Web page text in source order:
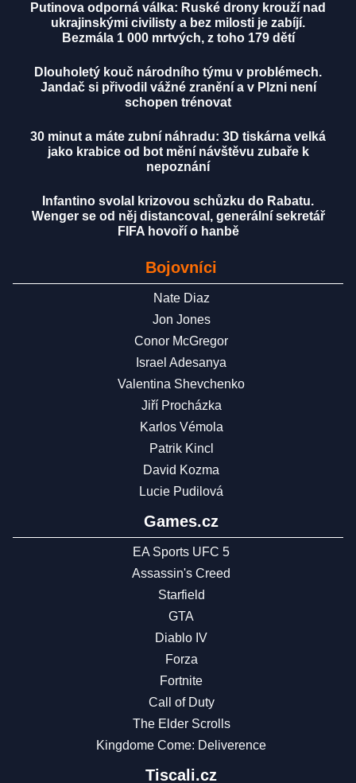
Putinova odporná válka: Ruské drony krouží nad
ukrajinskými civilisty a bez milosti je zabíjí.
Bezmála 1 000 mrtvých, z toho 179 dětí
Dlouholetý kouč národního týmu v problémech.
Jandač si přivodil vážné zranění a v Plzni není
schopen trénovat
30 minut a máte zubní náhradu: 3D tiskárna velká
jako krabice od bot mění návštěvu zubaře k
nepoznání
Infantino svolal krizovou schůzku do Rabatu.
Wenger se od něj distancoval, generální sekretář
FIFA hovoří o hanbě
Bojovníci
Nate Diaz
Jon Jones
Conor McGregor
Israel Adesanya
Valentina Shevchenko
Jiří Procházka
Karlos Vémola
Patrik Kincl
David Kozma
Lucie Pudilová
Games.cz
EA Sports UFC 5
Assassin's Creed
Starfield
GTA
Diablo IV
Forza
Fortnite
Call of Duty
The Elder Scrolls
Kingdome Come: Deliverence
Tiscali.cz